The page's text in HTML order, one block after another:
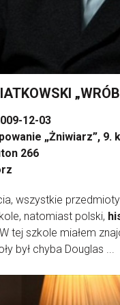
12-03
„Żniwiarz”, 9.
266
wszystkie
natomiast polski,
tej szkole miałem
był chyba Douglas ...